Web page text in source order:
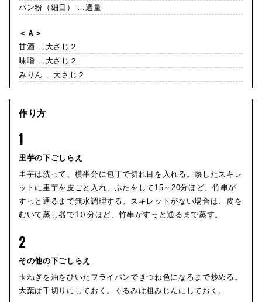
パン粉（細目） …適量
＜Ａ＞
甘酒 …大さじ２
味噌 …大さじ２
みりん …大さじ２
作り方
1
里芋の下ごしらえ
里芋は洗って、横半分に包丁で切れ目を入れる。熱したスキレ
ットに里芋を皮ごと入れ、ふたをして15～20分ほど、竹串が
すっと通るまで無水調理する。スキレットがない場合は、皮を
むいて蒸し器で1０分ほど、竹串がすっと通るまで蒸す。
2
その他の下ごしらえ
玉ねぎを油をひいたフライパンできつね色になるまで炒める。
大葉は千切りにしておく。くるみは粗みじんにしておく。